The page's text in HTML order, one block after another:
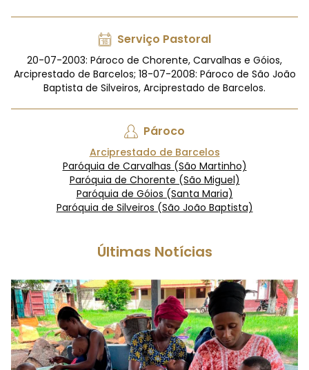
Serviço Pastoral
20-07-2003: Pároco de Chorente, Carvalhas e Góios,
Arciprestado de Barcelos; 18-07-2008: Pároco de São João
Baptista de Silveiros, Arciprestado de Barcelos.
Pároco
Arciprestado de Barcelos
Paróquia de Carvalhas (São Martinho)
Paróquia de Chorente (São Miguel)
Paróquia de Góios (Santa Maria)
Paróquia de Silveiros (São João Baptista)
Últimas Notícias